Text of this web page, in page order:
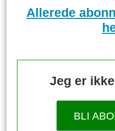
Allerede
Jeg er
BLI